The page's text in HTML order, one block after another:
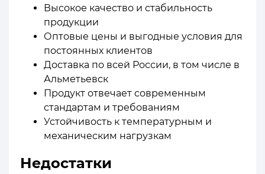
Высокое качество и стабильность
продукции
Оптовые цены и выгодные условия для
постоянных клиентов
Доставка по всей России, в том числе в
Альметьевск
Продукт отвечает современным
стандартам и требованиям
Устойчивость к температурным и
механическим нагрузкам
Недостатки